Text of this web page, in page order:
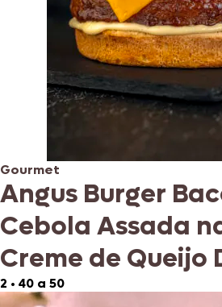
Gourmet
Angus Burger
Cebola Assada
Creme de Queijo
2 • 40 a 50